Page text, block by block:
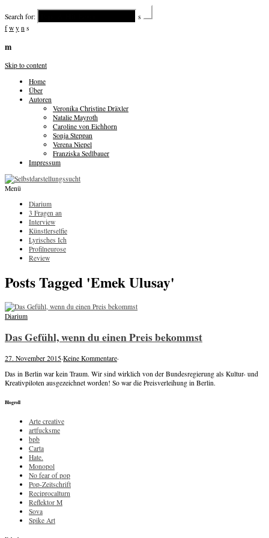
Search for:
s
f w y n s
m
Skip to content
Home
Über
Autoren
Veronika Christine Dräxler
Natalie Mayroth
Caroline von Eichhorn
Sonja Steppan
Verena Niepel
Franziska Sedlbauer
Impressum
Menü
Diarium
3 Fragen an
Interview
Künstlerselfie
Lyrisches Ich
Profilneurose
Review
Posts Tagged 'Emek Ulusay'
Diarium
Das Gefühl, wenn du einen Preis bekommst
27. November 2015·Keine Kommentare·
Das in Berlin war kein Traum. Wir sind wirklich von der Bundesregierung als Kultur- und
Kreativpiloten ausgezeichnet worden! So war die Preisverleihung in Berlin.
Blogroll
Arte creative
artfucksme
bpb
Carta
Hate.
Monopol
No fear of pop
Pop-Zeitschrift
Reciprocalturn
Reflektor M
Sova
Spike Art